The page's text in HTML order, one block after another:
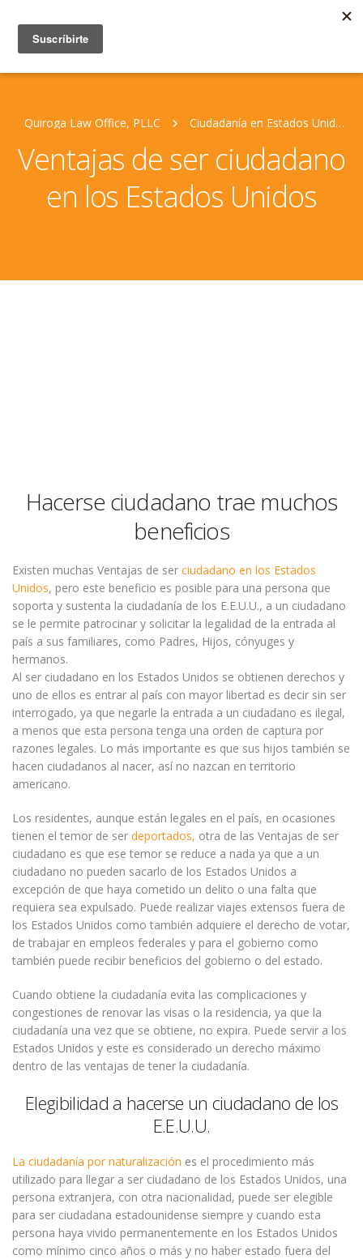
Quiroga Law Office, PLLC Ciudadanía en Estados Unidos
Ventajas de ser ciudadano
en los Estados Unidos
Hacerse ciudadano trae muchos
beneficios
Existen muchas Ventajas de ser ciudadano en los Estados
Unidos, pero este beneficio es posible para una persona que
soporta y sustenta la ciudadanía de los E.E.U.U., a un ciudadano
se le permite patrocinar y solicitar la legalidad de la entrada al
país a sus familiares, como Padres, Hijos, cónyuges y
hermanos.
Al ser ciudadano en los Estados Unidos se obtienen derechos y
uno de ellos es entrar al país con mayor libertad es decir sin ser
interrogado, ya que negarle la entrada a un ciudadano es ilegal,
a menos que esta persona tenga una orden de captura por
razones legales. Lo más importante es que sus hijos también se
hacen ciudadanos al nacer, así no nazcan en territorio
americano.
Los residentes, aunque están legales en el país, en ocasiones
tienen el temor de ser deportados, otra de las Ventajas de ser
ciudadano es que ese temor se reduce a nada ya que a un
ciudadano no pueden sacarlo de los Estados Unidos a
excepción de que haya cometido un delito o una falta que
requiera sea expulsado. Puede realizar viajes extensos fuera de
los Estados Unidos como también adquiere el derecho de votar,
de trabajar en empleos federales y para el gobierno como
también puede recibir beneficios del gobierno o del estado.
Cuando obtiene la ciudadanía evita las complicaciones y
congestiones de renovar las visas o la residencia, ya que la
ciudadanía una vez que se obtiene, no expira. Puede servir a los
Estados Unidos y este es considerado un derecho máximo
dentro de las ventajas de tener la ciudadanía.
Elegibilidad a hacerse un ciudadano de los
E.E.U.U.
La ciudadanía por naturalización es el procedimiento más
utilizado para llegar a ser ciudadano de los Estados Unidos, una
persona extranjera, con otra nacionalidad, puede ser elegible
para ser ciudadana estadounidense siempre y cuando esta
persona haya vivido permanentemente en los Estados Unidos
como mínimo cinco años o más y no haber estado fuera del